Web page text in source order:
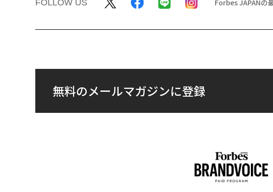
FOLLOW US Forbes JAPANの
無料のメールマガジンに登録